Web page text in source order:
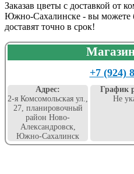
Заказав цветы с доставкой от
Южно-Сахалинске - вы можете
доставят точно в срок!
+7 (924)
Адрес:
2-я Комсомольская ул.,
27, планировочный
район Ново-
Александровск,
Южно-Сахалинск
График
Не